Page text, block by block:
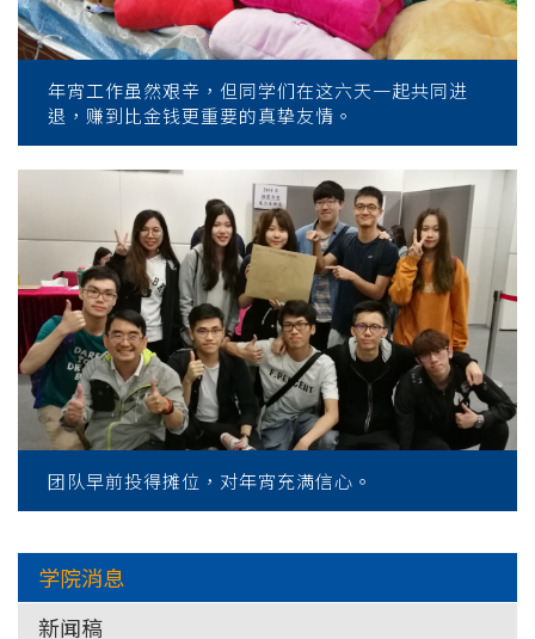
年宵工作虽然艰辛，但同学们在这六天一起共同进
退，赚到比金钱更重要的真挚友情。
团队早前投得摊位，对年宵充满信心。
学院消息
新闻稿